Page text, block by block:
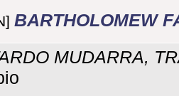
BARTHOLOMEW
MUDARRA,